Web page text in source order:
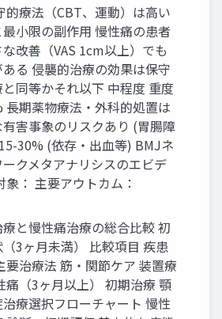
的療法（CBT、運動）は⾼い
⼩限の副作⽤ 慢性痛の患者
改善（VAS 1cm以上）でも
る 侵襲的治療の効果は保守
同等かそれ以下 中程度 重度
⻑期薬物療法‧外科的処置は
害事象のリスクあり (胃腸障
30% (依存‧出⾎等) BMJネ
ークメタアナリシスのエビデ
象： 主要アウトカム：
と慢性痛治療の総合⽐較 初
3ヶ⽉未満） ⽐較項⽬ 疾患
要治療法 筋‧関節ケア 装置療
痛（3ヶ⽉以上） 初期治療 顎
療選択フローチャート 慢性